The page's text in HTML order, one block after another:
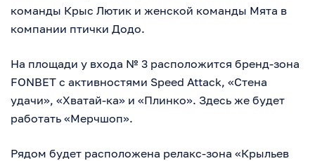
команды Крыс Лютик и женской команды Мята в
компании птички Додо.
На площади у входа № 3 расположится бренд-зона
FONBET с активностями Speed Attack, «Стена
удачи», «Хватай-ка» и «Плинко». Здесь же будет
работать «Мерчшоп».
Рядом будет расположена релакс-зона «Крыльев